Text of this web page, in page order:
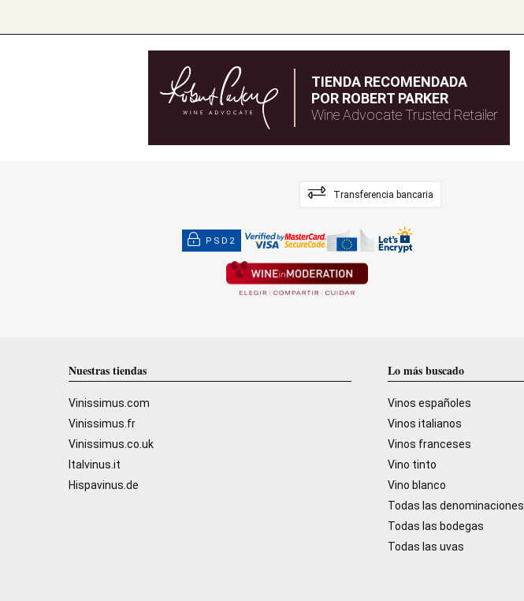
TIENDA RECOMENDADA
POR ROBERT PARKER
Wine Advocate Trusted Retailer
Transferencia bancaria
PSD2
Nuestras tiendas
Vinissimus.com
Vinissimus.fr
Vinissimus.co.uk
Italvinus.it
Hispavinus.de
Lo más buscado
Vinos españoles
Vinos italianos
Vinos franceses
Vino tinto
Vino blanco
Todas las denominaciones
Todas las bodegas
Todas las uvas